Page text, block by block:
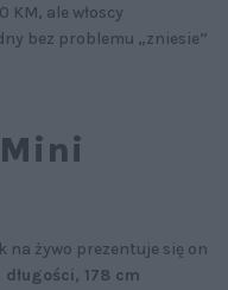
KM, ale włoscy
bez problemu „zniesie”
na żywo prezentuje się on
długości, 178 cm